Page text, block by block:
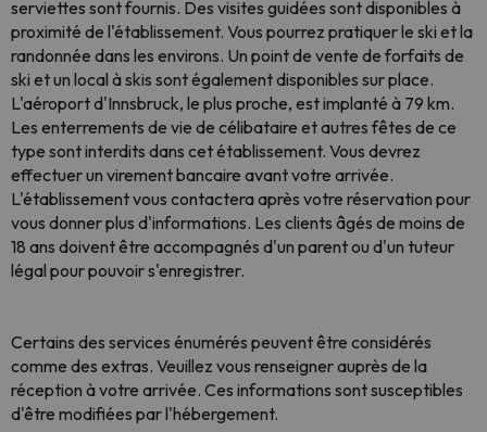
serviettes sont fournis. Des visites guidées sont disponibles à
proximité de l'établissement. Vous pourrez pratiquer le ski et la
randonnée dans les environs. Un point de vente de forfaits de
ski et un local à skis sont également disponibles sur place.
L'aéroport d'Innsbruck, le plus proche, est implanté à 79 km.
Les enterrements de vie de célibataire et autres fêtes de ce
type sont interdits dans cet établissement. Vous devrez
effectuer un virement bancaire avant votre arrivée.
L'établissement vous contactera après votre réservation pour
vous donner plus d'informations. Les clients âgés de moins de
18 ans doivent être accompagnés d'un parent ou d'un tuteur
légal pour pouvoir s'enregistrer.
Certains des services énumérés peuvent être considérés
comme des extras. Veuillez vous renseigner auprès de la
réception à votre arrivée. Ces informations sont susceptibles
d'être modifiées par l'hébergement.